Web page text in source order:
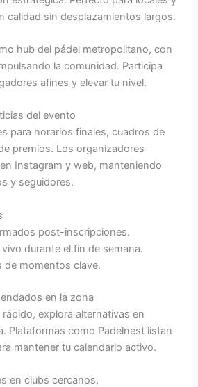
calidad sin desplazamientos largos.
hub del pádel metropolitano, con
la comunidad. Participa
afines y elevar tu nivel.
del evento
para horarios finales, cuadros de
premios. Los organizadores
Instagram y web, manteniendo
y seguidores.
post-inscripciones.
durante el fin de semana.
de momentos clave.
en la zona
rápido, explora alternativas en
Plataformas como Padelnest listan
mantener tu calendario activo.
en clubs cercanos.